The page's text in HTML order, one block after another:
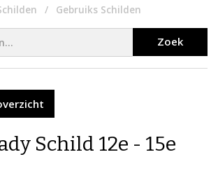
Gebruiks Schilden
Zoek
Schild 12e - 15e